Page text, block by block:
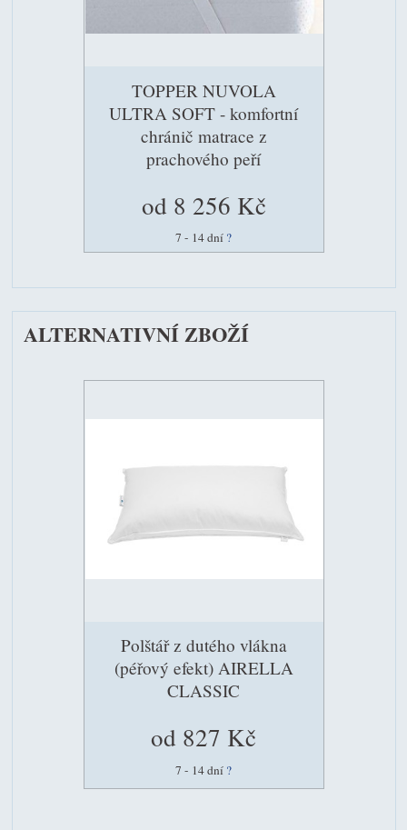
TOPPER NUVOLA
ULTRA SOFT - komfortní
chránič matrace z
prachového peří
od 8 256 Kč
7 - 14 dní ?
ALTERNATIVNÍ ZBOŽÍ
Polštář z dutého vlákna
(péřový efekt) AIRELLA
CLASSIC
od 827 Kč
7 - 14 dní ?